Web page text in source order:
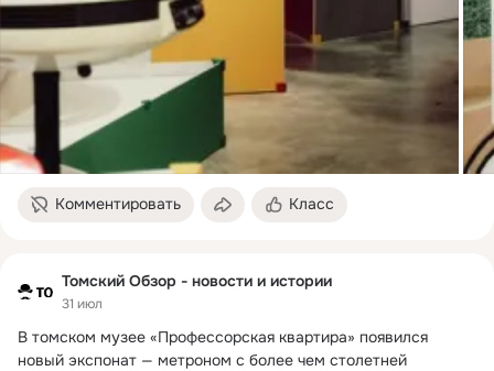
Комментировать Класс
Томский Обзор - новости и истории
31 июл
В томском музее «Профессорская квартира» появился
новый экспонат — метроном с более чем столетней